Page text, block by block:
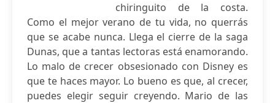
chiringuito de la costa.
Como el mejor verano de tu vida, no querrás
que se acabe nunca. Llega el cierre de la saga
Dunas, que a tantas lectoras está enamorando.
Lo malo de crecer obsesionado con Disney es
que te haces mayor. Lo bueno es que, al crecer,
puedes elegir seguir creyendo. Mario de las